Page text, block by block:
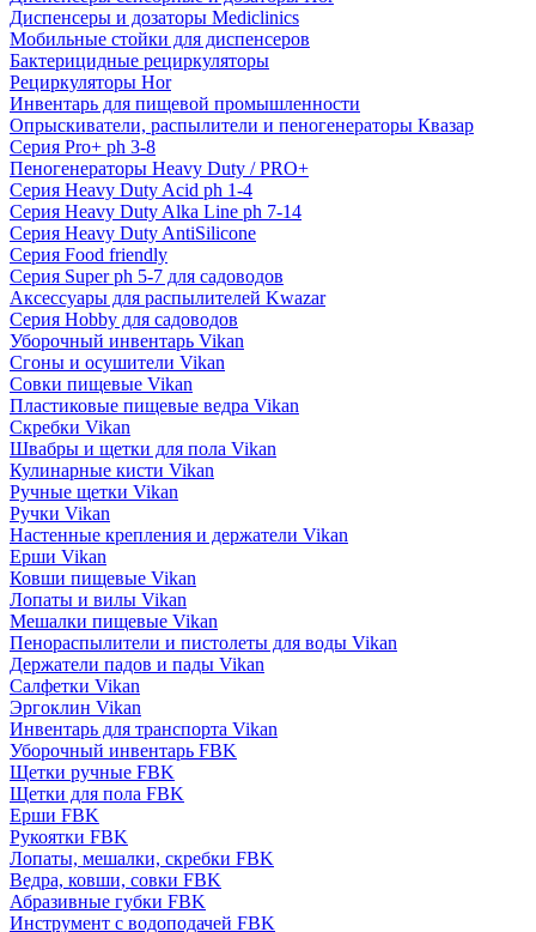
Диспенсеры и дозаторы Mediclinics
Мобильные стойки для диспенсеров
Бактерицидные рециркуляторы
Рециркуляторы Hor
Инвентарь для пищевой промышленности
Опрыскиватели, распылители и пеногенераторы Квазар
Серия Pro+ ph 3-8
Пеногенераторы Heavy Duty / PRO+
Серия Heavy Duty Acid ph 1-4
Серия Heavy Duty Alka Line ph 7-14
Серия Heavy Duty AntiSilicone
Серия Food friendly
Серия Super ph 5-7 для садоводов
Аксессуары для распылителей Kwazar
Серия Hobby для садоводов
Уборочный инвентарь Vikan
Сгоны и осушители Vikan
Совки пищевые Vikan
Пластиковые пищевые ведра Vikan
Скребки Vikan
Швабры и щетки для пола Vikan
Кулинарные кисти Vikan
Ручные щетки Vikan
Ручки Vikan
Настенные крепления и держатели Vikan
Ерши Vikan
Ковши пищевые Vikan
Лопаты и вилы Vikan
Мешалки пищевые Vikan
Пенораспылители и пистолеты для воды Vikan
Держатели падов и пады Vikan
Салфетки Vikan
Эргоклин Vikan
Инвентарь для транспорта Vikan
Уборочный инвентарь FBK
Щетки ручные FBK
Щетки для пола FBK
Ерши FBK
Рукоятки FBK
Лопаты, мешалки, скребки FBK
Ведра, ковши, совки FBK
Абразивные губки FBK
Инструмент с водоподачей FBK